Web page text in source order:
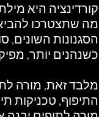
קורדינציה היא
מה שתצטרכו
הסגנונות השונים,
כשנהנים יותר,
מלבד זאת, מורה
התיפוף, טכניקות